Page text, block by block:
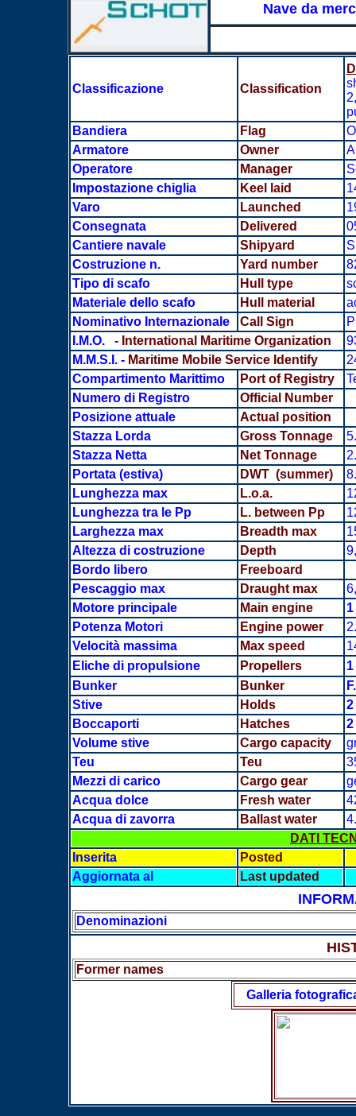
Nave da
Classificazione Classification
Bandiera
Flag
Armatore
Owner
Operatore
Manager
Impostazione chiglia
Keel laid
Varo
Launched
Consegnata
Delivered
Cantiere navale
Shipyard
Costruzione n.
Yard number
Tipo di scafo
Hull type
Materiale dello scafo
Hull material
Nominativo Internazionale
Call Sign
I.M.O. - International Maritime Organization
M.M.S.I.- Maritime Mobile Service Identify
Compartimento Marittimo
Port of Registry
Numero di Registro
Official Number
Posizione attuale
Actual position
Stazza Lorda
Gross Tonnage
Stazza Netta
Net Tonnage
Portata(estiva) DWT (summer)
Lunghezza max
L.o.a.
Lunghezza tra le Pp
L. between Pp
Larghezza max
Breadth max
Altezza di costruzione
Depth
Bordo libero
Freeboard
Pescaggio max
Draught max
Motore principale
Main engine 1
Potenza Motori
Engine power
Velocità massima
Max speed
Eliche di propulsione
Propellers 1
Bunker
Bunker
Stive
Holds 2
Boccaporti
Hatches 2
Volume stive
Cargo capacity
Teu
Teu
Mezzi di carico
Cargo gear
Acqua dolce
Fresh water
Acqua di zavorra
Ballast water
DATI
Inserita
Posted
Aggiornata al
Last updated
Denominazioni
Former names
Galleria